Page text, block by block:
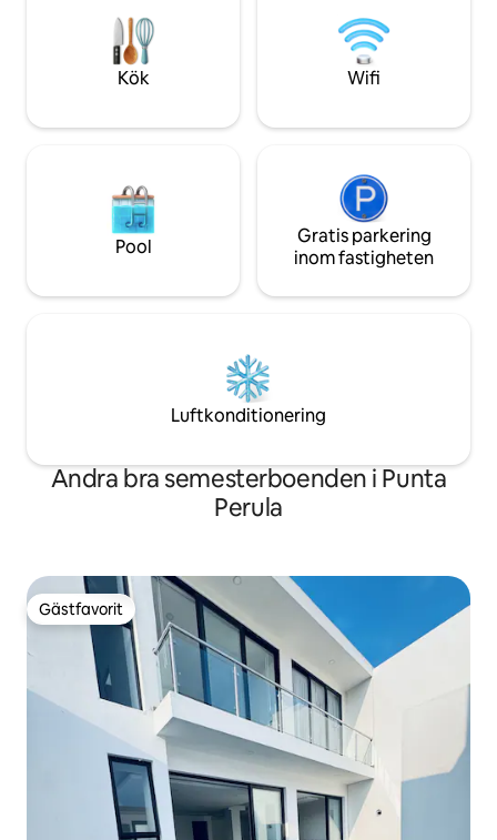
stil. Utforska lokala restauranger och
aktiviteter i närheten och varva ner till
vågornas ljud. Din drömsemester börjar
livsmedelsbutiker
Städerska och
bor katt!!!
Kök Wifi
Pool
Gratis parkering
inom fastigheten
Luftkonditionering
Andra bra semesterboenden i Punta
Perula
Gästfavorit
Gästfavorit